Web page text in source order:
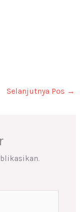
Selanjutnya Pos →